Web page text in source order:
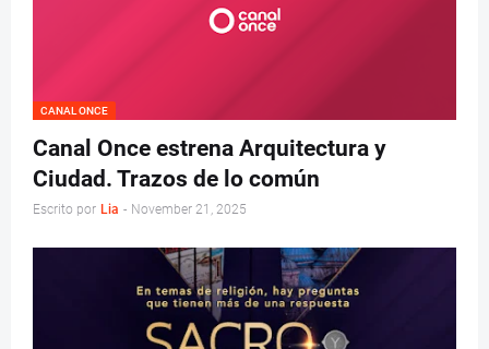
CANAL ONCE
Canal Once estrena Arquitectura y
Ciudad. Trazos de lo común
Escrito por Lia - November 21, 2025